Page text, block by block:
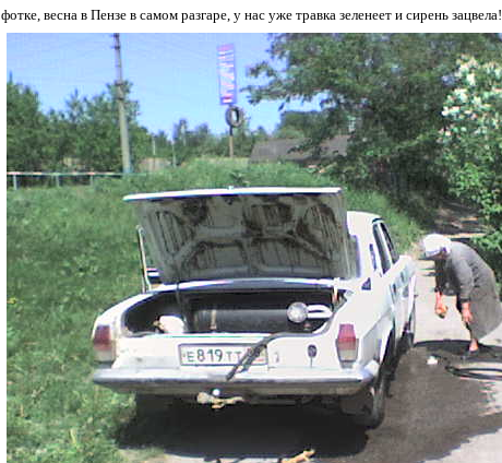
фотке, весна в Пензе в самом разгаре, у нас уже травка зеленеет и сирень зацвела!